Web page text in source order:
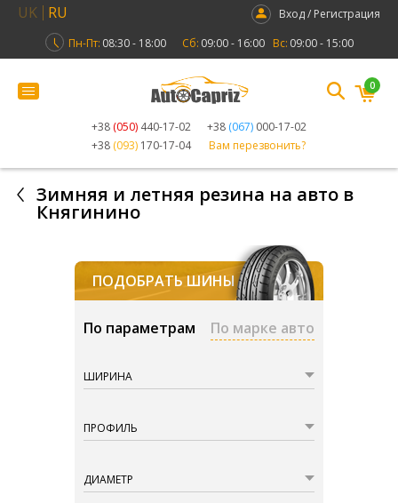
UK RU
Вход / Регистрация
Пн-Пт: 08:30 - 18:00 Сб: 09:00 - 16:00 Вс: 09:00 - 15:00
+38 (050) 440-17-02 +38 (067) 000-17-02
+38 (093) 170-17-04 Вам перезвонить?
0
Зимняя и летняя резина на авто в
Княгинино
ПОДОБРАТЬ ШИНЫ
По параметрам По марке авто
ШИРИНА
ПРОФИЛЬ
ДИАМЕТР